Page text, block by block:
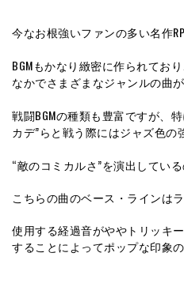
今なお根強いファンの多い名作
BGMもかなり緻密に作られており
なかでさまざまなジャンルの曲
戦闘BGMの種類も豊富ですが、
カデ”らと戦う際にはジャズ色の
“敵のコミカルさ”を演出してい
こちらの曲のベース・ラインは
使用する経過音がややトリッキ
することによってポップな印象